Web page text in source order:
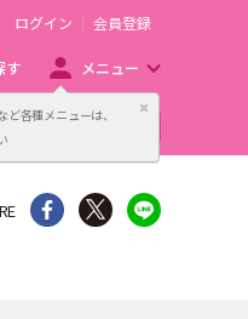
各種メニューは、
閉じる
ログイン 会員登録
す メニュー
者向け販売サービス
シェア Twitter